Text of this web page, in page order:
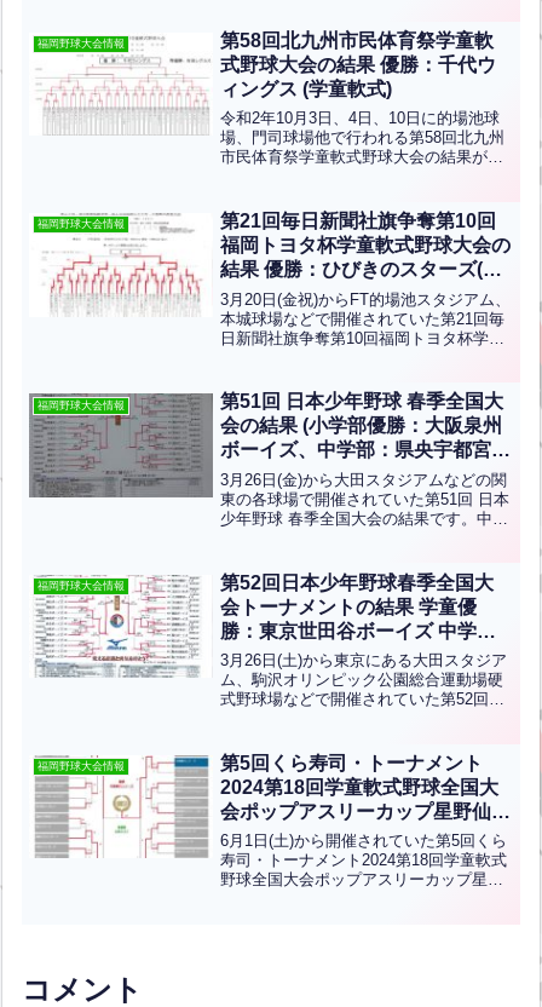
す！
福岡野球大会情報
第58回北九州市民体育祭学童軟
式野球大会の結果 優勝：千代ウ
ィングス (学童軟式)
令和2年10月3日、4日、10日に的場池球
場、門司球場他で行われる第58回北九州
市民体育祭学童軟式野球大会の結果が確
吉田レグルスです。おめでとうございま
す。
福岡野球大会情報
第21回毎日新聞社旗争奪第10回
福岡トヨタ杯学童軟式野球大会の
結果 優勝：ひびきのスターズ(学
童軟式)
3月20日(金祝)からFT的場池スタジアム、
本城球場などで開催されていた第21回毎
日新聞社旗争奪第10回福岡トヨタ杯学童
す！おめでとうございます！ひびきのス
ターズ、竜ヶ丘...全文はクリック
福岡野球大会情報
第51回 日本少年野球 春季全国大
会の結果 (小学部優勝：大阪泉州
ボーイズ、中学部：県央宇都宮ボ
ーイズ)
3月26日(金)から大田スタジアムなどの関
東の各球場で開催されていた第51回 日本
少年野球 春季全国大会の結果です。中学
九州支部から八幡南ボーイズ、小学生の
部は八幡西ボー...全文はクリック
福岡野球大会情報
第52回日本少年野球春季全国大
会トーナメントの結果 学童優
勝：東京世田谷ボーイズ 中学優
勝：武蔵挟山ボーイズ(学童・中
学硬式)
3月26日(土)から東京にある大田スタジア
ム、駒沢オリンピック公園総合運動場硬
式野球場などで開催されていた第52回日
イズ、準優勝は湘南ボーイズです！学童
の部 優勝は東...全文はクリック
福岡野球大会情報
第5回くら寿司・トーナメント
2024第18回学童軟式野球全国大
会ポップアスリーカップ星野仙一
旗争奪の途中結果(学童軟式)
6月1日(土)から開催されていた第5回くら
寿司・トーナメント2024第18回学童軟式
野球全国大会ポップアスリーカップ星野
コメント